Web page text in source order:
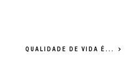
QUALIDADE DE VIDA É...